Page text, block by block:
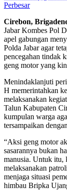
Perbesar
Cirebon,
Jabar Kombes Pol
apel gabungan
Polda Jabar agar
pencegahan tindak
geng motor yang
Menindaklanjuti
H memerintahkan
melaksanakan
Talun Kabupaten
kumpulan warga
tersampaikan
“Aksi geng motor
sasarannya bukan
manusia. Untuk itu,
melaksanakan
menjaga situasi
himbau Bripka